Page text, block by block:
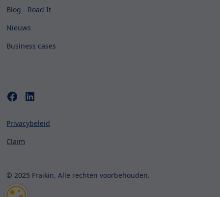
Blog - Road It
Nieuws
Business cases
© 2025 Fraikin. Alle rechten voorbehouden.
Privacybeleid
Claim